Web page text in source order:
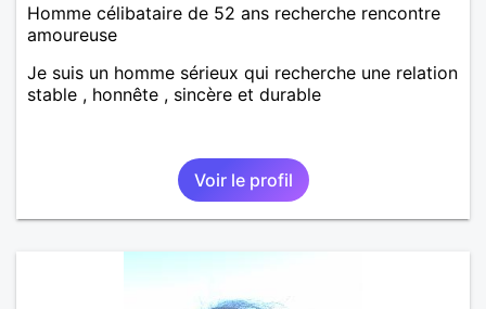
Homme célibataire de 52 ans recherche rencontre
amoureuse
Je suis un homme sérieux qui recherche une relation
stable , honnête , sincère et durable
Voir le profil